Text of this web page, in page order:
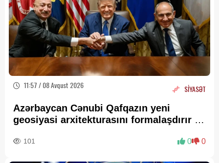
11:57 / 08 Avqust 2026 SİYASƏT
Azərbaycan Cənubi Qafqazın yeni
geosiyasi arxitekturasını formalaşdırır –
101 0 0